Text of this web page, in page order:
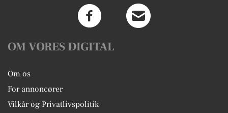
OM VORES DIGITAL
Om os
For annoncører
Vilkår og Privatlivspolitik